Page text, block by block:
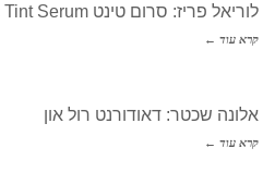
לוריאל פריז: סרום טינט Hyaluronic Tint Serum
קרא עוד ←
אלונה שכטר: דאודורנט רול און
קרא עוד ←